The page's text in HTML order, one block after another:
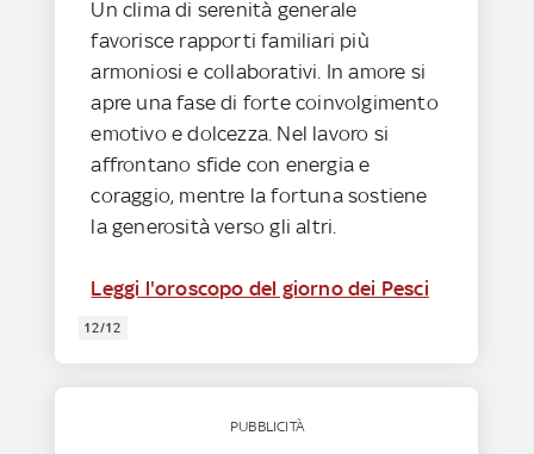
Un clima di serenità generale
favorisce rapporti familiari più
armoniosi e collaborativi. In amore si
apre una fase di forte coinvolgimento
emotivo e dolcezza. Nel lavoro si
affrontano sfide con energia e
coraggio, mentre la fortuna sostiene
la generosità verso gli altri.
Leggi l'oroscopo del giorno dei Pesci
12/12
PUBBLICITÀ